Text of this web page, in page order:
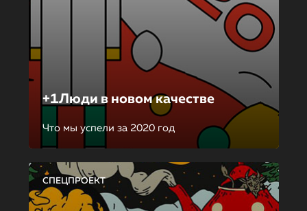
+1Люди в новом качестве
Что мы успели за 2020 год
СПЕЦПРОЕКТ